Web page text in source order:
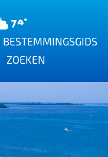
74°
BESTEMMINGSGIDS
ZOEKEN